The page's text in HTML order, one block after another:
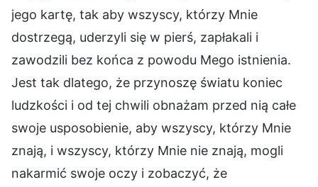
jego kartę, tak aby wszyscy, którzy Mnie
dostrzegą, uderzyli się w pierś, zapłakali i
zawodzili bez końca z powodu Mego istnienia.
Jest tak dlatego, że przynoszę światu koniec
ludzkości i od tej chwili obnażam przed nią całe
swoje usposobienie, aby wszyscy, którzy Mnie
znają, i wszyscy, którzy Mnie nie znają, mogli
nakarmić swoje oczy i zobaczyć, że